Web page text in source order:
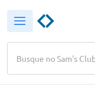
Busque no Sam's